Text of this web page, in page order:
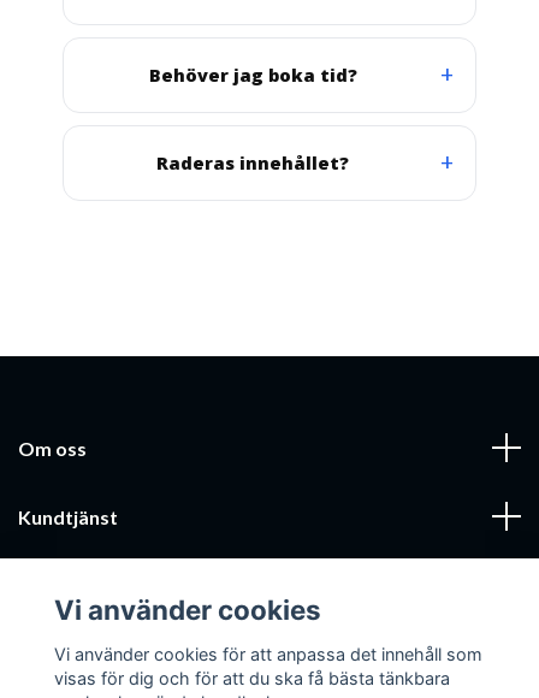
Behöver jag boka tid?
Raderas innehållet?
Om oss
Kundtjänst
Sociala medier
Vi använder cookies
Vi använder cookies för att anpassa det innehåll som
visas för dig och för att du ska få bästa tänkbara